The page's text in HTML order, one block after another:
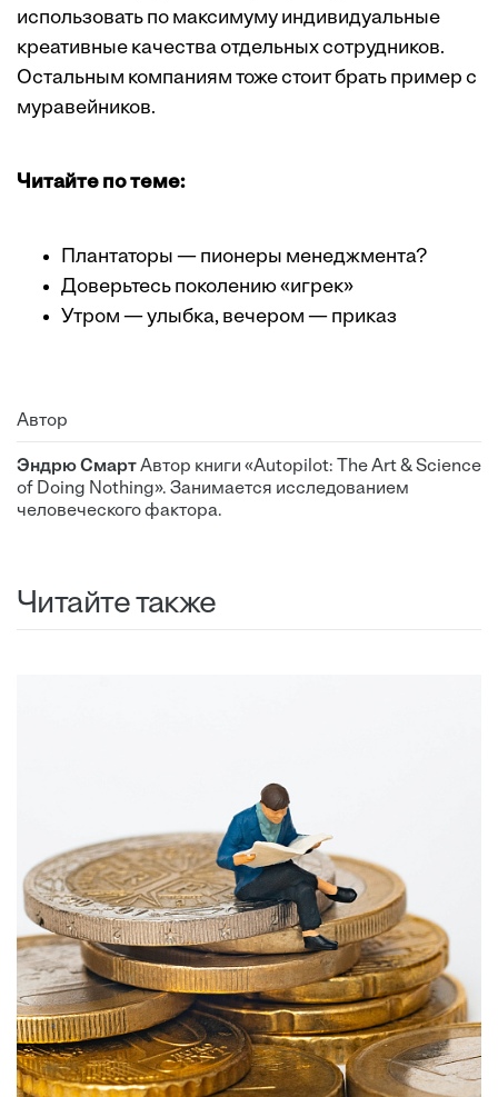
использовать по максимуму индивидуальные
креативные качества отдельных сотрудников.
Остальным компаниям тоже стоит брать пример с
муравейников.
Читайте по теме:
Плантаторы — пионеры менеджмента?
Доверьтесь поколению «игрек»
Утром — улыбка, вечером — приказ
Автор
Эндрю СмартАвтор книги «Autopilot: The Art & Science
of Doing Nothing». Занимается исследованием
человеческого фактора.
Читайте также